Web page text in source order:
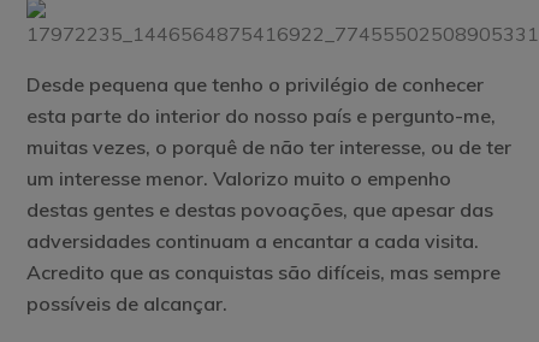
Desde pequena que tenho o privilégio de conhecer
esta parte do interior do nosso país e pergunto-me,
muitas vezes, o porquê de não ter interesse, ou de ter
um interesse menor. Valorizo muito o empenho
destas gentes e destas povoações, que apesar das
adversidades continuam a encantar a cada visita.
Acredito que as conquistas são difíceis, mas sempre
possíveis de alcançar.